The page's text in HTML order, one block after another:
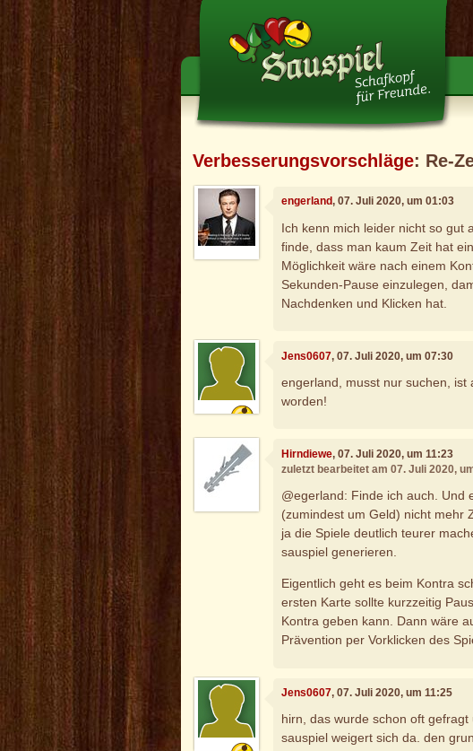
Verbesserungsvorschläge: Re-
engerland, 07. Juli 2020, um 01:03
Ich kenn mich leider nicht so gut
finde, dass man kaum Zeit hat
Möglichkeit wäre nach einem
Sekunden-Pause einzulegen,
Nachdenken und Klicken hat.
Jens0607, 07. Juli 2020, um 07:30
engerland, musst nur suchen, ist
worden!
Hirndiewe, 07. Juli 2020, um 11:23
zuletzt bearbeitet am 07. Juli 2020,
@egerland: Finde ich auch. Und
(zumindest um Geld) nicht mehr
ja die Spiele deutlich teurer
sauspiel generieren.
Eigentlich geht es beim Kontra
ersten Karte sollte kurzzeitig
Kontra geben kann. Dann wäre
Prävention per Vorklicken des
Jens0607, 07. Juli 2020, um 11:25
hirn, das wurde schon oft
sauspiel weigert sich da. den